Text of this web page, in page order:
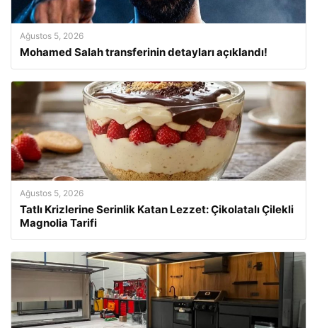
Ağustos 5, 2026
Mohamed Salah transferinin detayları açıklandı!
Ağustos 5, 2026
Tatlı Krizlerine Serinlik Katan Lezzet: Çikolatalı Çilekli
Magnolia Tarifi